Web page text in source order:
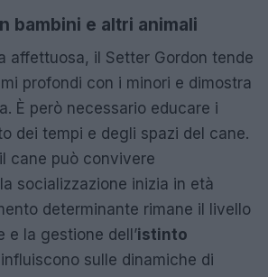
bambini e altri animali
affettuosa, il Setter Gordon tende
profondi con i minori e dimostra
È però necessario educare i
dei tempi e degli spazi del cane.
cane può convivere
socializzazione inizia in età
determinante rimane il livello
e la gestione dell’istinto
sulle dinamiche di